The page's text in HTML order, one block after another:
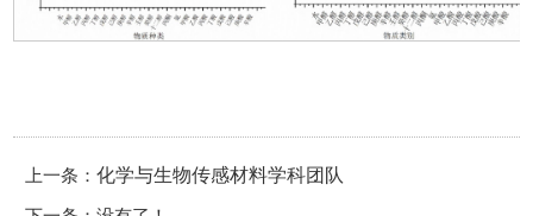
上一条：化学与生物传感材料学科团队